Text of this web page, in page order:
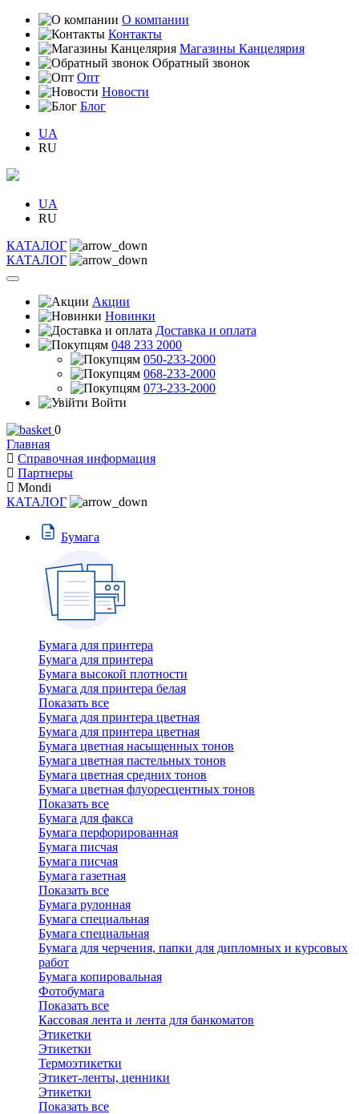
О компании
Контакты
Магазины Канцелярия
Обратный звонок
Опт
Новости
Блог
UA
RU
UA
RU
КАТАЛОГ
КАТАЛОГ
Акции
Новинки
Доставка и оплата
048 233 2000
050-233-2000
068-233-2000
073-233-2000
Войти
0
Главная
Справочная информация
Партнеры
Mondi
КАТАЛОГ
Бумага
Бумага для принтера
Бумага для принтера
Бумага высокой плотности
Бумага для принтера белая
Показать все
Бумага для принтера цветная
Бумага для принтера цветная
Бумага цветная насыщенных тонов
Бумага цветная пастельных тонов
Бумага цветная средних тонов
Бумага цветная флуоресцентных тонов
Показать все
Бумага для факса
Бумага перфорированная
Бумага писчая
Бумага писчая
Бумага газетная
Показать все
Бумага рулонная
Бумага специальная
Бумага специальная
Бумага для черчения, папки для дипломных и курсовых
работ
Бумага копировальная
Фотобумага
Показать все
Кассовая лента и лента для банкоматов
Этикетки
Этикетки
Термоэтикетки
Этикет-ленты, ценники
Этикетки
Показать все